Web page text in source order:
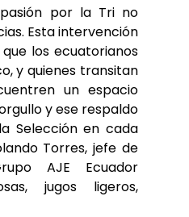
por la Tri no
Esta intervención
los ecuatorianos
y quienes transitan
un espacio
y ese respaldo
Selección en cada
Torres, jefe de
AJE Ecuador
jugos ligeros,